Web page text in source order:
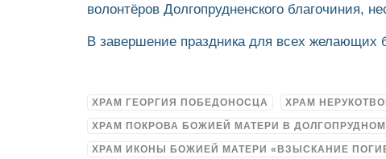
волонтёров Долгопрудненского благочиния,
В завершение праздника для всех желающих
ХРАМ ГЕОРГИЯ ПОБЕДОНОСЦА ХРАМ
ХРАМ ПОКРОВА БОЖИЕЙ МАТЕРИ В ДОЛГОПРУДНОМ
ХРАМ ИКОНЫ БОЖИЕЙ МАТЕРИ «ВЗЫСКАНИЕ